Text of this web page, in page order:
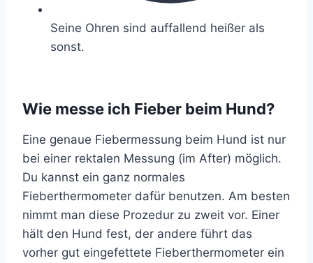
Seine Ohren sind auffallend heißer als
sonst.
Wie messe ich Fieber beim Hund?
Eine genaue Fiebermessung beim Hund ist nur
bei einer rektalen Messung (im After) möglich.
Du kannst ein ganz normales
Fieberthermometer dafür benutzen. Am besten
nimmt man diese Prozedur zu zweit vor. Einer
hält den Hund fest, der andere führt das
vorher gut eingefettete Fieberthermometer ein